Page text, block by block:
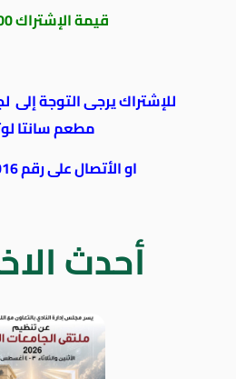
قيمة الإشتراك 300 جنيه
للإشتراك يرجى التوجة إلى
مطعم سانتا
او الأتصال على رقم 01120600016
أحدث